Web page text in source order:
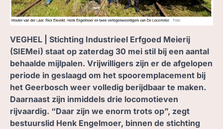
VEGHEL | Stichting Industrieel Erfgoed Meierij
(SIEMei) staat op zaterdag 30 mei stil bij een aantal
behaalde mijlpalen. Vrijwilligers zijn er de afgelopen
periode in geslaagd om het spooremplacement bij
het Geerbosch weer volledig berijdbaar te maken.
Daarnaast zijn inmiddels drie locomotieven
rijvaardig. “Daar zijn we enorm trots op”, zegt
bestuurslid Henk Engelmoer, binnen de stichting